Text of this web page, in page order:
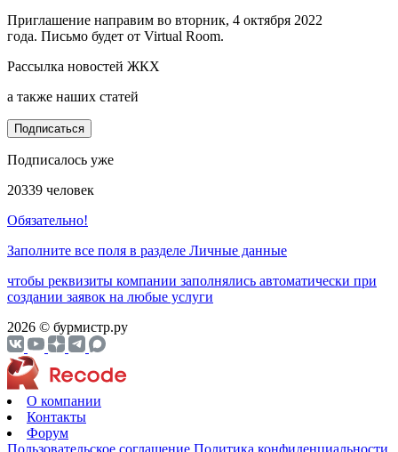
Приглашение направим во вторник, 4 октября 2022
года. Письмо будет от Virtual Room.
Рассылка новостей ЖКХ
а также наших статей
Подписаться
Подписалось уже
20339 человек
Обязательно!
Заполните все поля в разделе Личные данные
чтобы реквизиты компании заполнялись автоматически при
создании заявок на любые услуги
2026 © бурмистр.ру
О компании
Контакты
Форум
Пользовательское соглашение Политика конфиденциальности